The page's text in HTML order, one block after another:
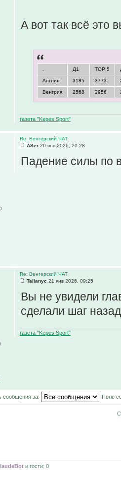
А вот так всё это
Д1 TOP 5
Англия 3185 3773
Венгрия 2568 2956
газета "Kepes Sport"
Re: Венгерский ЧАТ
ASer 20 янв 2026, 20:28
Падение силы по
Re: Венгерский ЧАТ
Talianyc 21 янв 2026, 09:25
Вы не увидели
сделали шаг
газета "Kepes Sport"
сообщения за: Поле
и гости: 0